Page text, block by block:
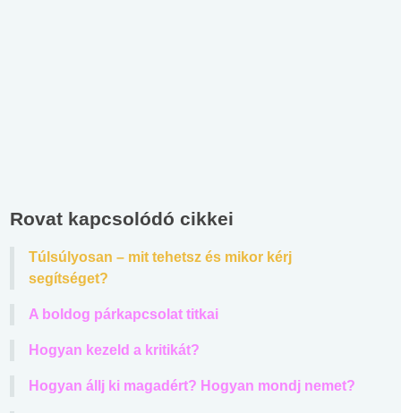
Rovat kapcsolódó cikkei
Túlsúlyosan – mit tehetsz és mikor kérj
segítséget?
A boldog párkapcsolat titkai
Hogyan kezeld a kritikát?
Hogyan állj ki magadért? Hogyan mondj nemet?